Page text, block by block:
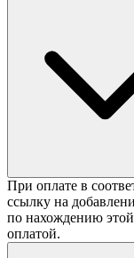
При оплате в
ссылку на
по нахождению этой
оплатой.